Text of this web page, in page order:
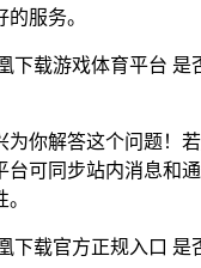
服务。
下载游戏体育平台 是
为你解答这个问题！
台可同步站内消息和
下载官方正规入口 是